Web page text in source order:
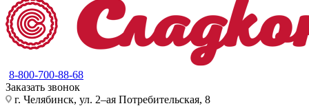
8-800-700-88-68
Заказать звонок
г. Челябинск, ул. 2–ая Потребительская, 8